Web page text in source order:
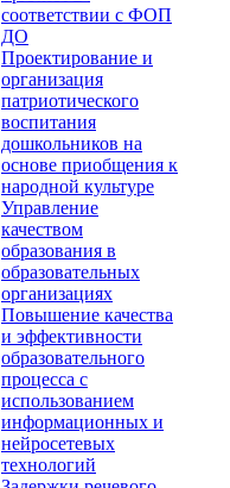
соответствии с ФОП
ДО
Проектирование и
организация
патриотического
воспитания
дошкольников на
основе приобщения к
народной культуре
Управление
качеством
образования в
образовательных
организациях
Повышение качества
и эффективности
образовательного
процесса с
использованием
информационных и
нейросетевых
технологий